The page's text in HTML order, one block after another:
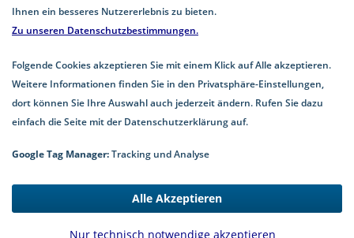
0,21 € *
*inkl. MwSt.zzgl. Versandkosten
1-4 Werktage Lieferzeit
Ihnen ein besseres Nutzererlebnis zu bieten.
Zu unseren Datenschutzbestimmungen.
Folgende Cookies akzeptieren Sie mit einem Klick auf Alle akzeptieren.
Weitere Informationen finden Sie in den Privatsphäre-Einstellungen,
dort können Sie Ihre Auswahl auch jederzeit ändern. Rufen Sie dazu
einfach die Seite mit der Datenschutzerklärung auf.
Google Tag Manager:Tracking und Analyse
Nur technisch notwendige akzeptieren
Alle Akzeptieren